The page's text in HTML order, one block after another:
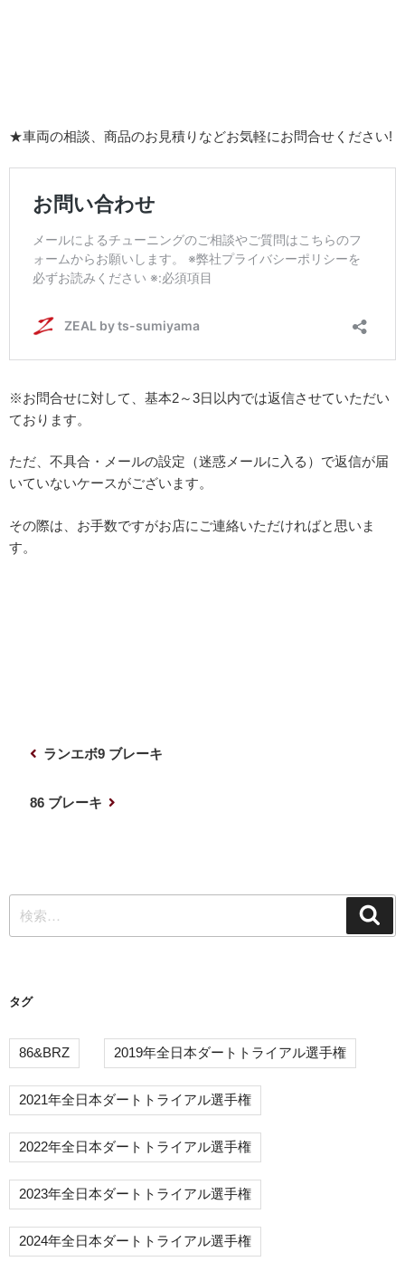
★車両の相談、商品のお見積りなどお気軽にお問合せください!
※お問合せに対して、基本2～3日以内では返信させていただい
ております。
ただ、不具合・メールの設定（迷惑メールに入る）で返信が届
いていないケースがございます。
その際は、お手数ですがお店にご連絡いただければと思いま
す。
シ
ョ
ランエボ9 ブレーキ
86 ブレーキ
索:
タグ
86&BRZ 2019年全日本ダートトライアル選手権
2021年全日本ダートトライアル選手権
2022年全日本ダートトライアル選手権
2023年全日本ダートトライアル選手権
2024年全日本ダートトライアル選手権